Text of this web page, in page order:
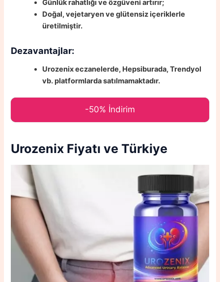
Günlük rahatlığı ve özgüveni artırır;
Doğal, vejetaryen ve glütensiz içeriklerle
üretilmiştir.
Dezavantajlar:
Urozenix eczanelerde, Hepsiburada, Trendyol
vb. platformlarda satılmamaktadır.
-50% İndirim
Urozenix Fiyatı ve Türkiye